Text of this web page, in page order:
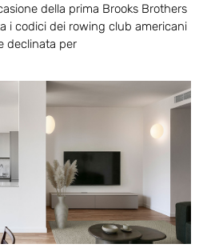
della prima Brooks Brothers
i codici dei rowing club americani
declinata per